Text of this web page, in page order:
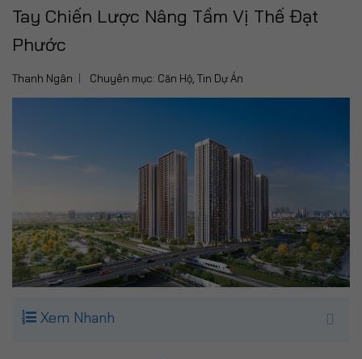
Tay Chiến Lược Nâng Tầm Vị Thế Đạt
Phước
Thanh Ngân Chuyên mục: Căn Hộ Tin Dự Án
Xem Nhanh